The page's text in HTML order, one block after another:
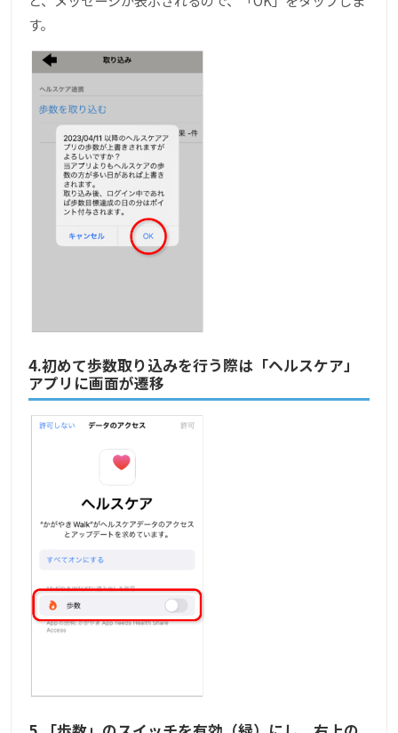
す。
4.初めて歩数取り込みを行う際は「ヘルスケア」
アプリに画面が遷移